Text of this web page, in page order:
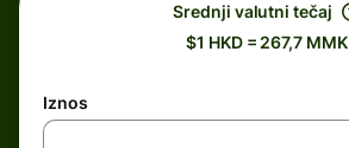
Srednji valutni tečaj
$1 HKD = 267,7 MMK
Iznos